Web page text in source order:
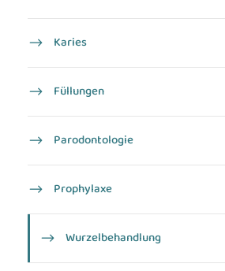
Karies
Füllungen
Parodontologie
Prophylaxe
Wurzel­behandlung